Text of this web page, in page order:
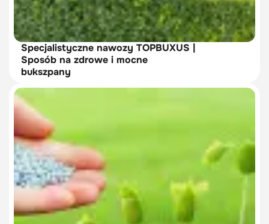
Specjalistyczne nawozy TOPBUXUS |
Sposób na zdrowe i mocne
bukszpany